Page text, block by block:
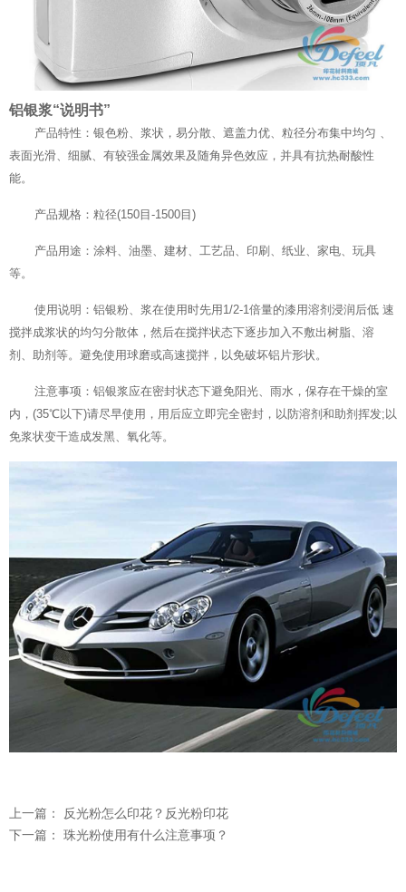
铝银浆“说明书”
产品特性：银色粉、浆状，易分散、遮盖力优、粒径分布集中均匀 、
表面光滑、细腻、有较强金属效果及随角异色效应，并具有抗热耐酸性
能。
产品规格：粒径(150目-1500目)
产品用途：涂料、油墨、建材、工艺品、印刷、纸业、家电、玩具
等。
使用说明：铝银粉、浆在使用时先用1/2-1倍量的漆用溶剂浸润后低 速
搅拌成浆状的均匀分散体，然后在搅拌状态下逐步加入不敷出树脂、溶
剂、助剂等。避免使用球磨或高速搅拌，以免破坏铝片形状。
注意事项：铝银浆应在密封状态下避免阳光、雨水，保存在干燥的室
内，(35℃以下)请尽早使用，用后应立即完全密封，以防溶剂和助剂挥发;以
免浆状变干造成发黑、氧化等。
上一篇： 反光粉怎么印花？反光粉印花
下一篇： 珠光粉使用有什么注意事项？
温变粉适合做热变还是冷变？